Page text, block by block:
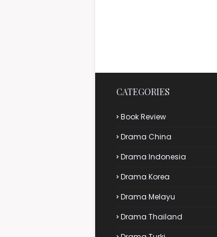
CATEGORIES
Book Review
Drama China
Drama Indonesia
Drama Korea
Drama Melayu
Drama Thailand